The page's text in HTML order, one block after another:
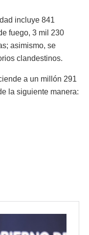
incluye 841
fuego, 3 mil 230
asimismo, se
clandestinos.
a un millón 291
la siguiente manera: